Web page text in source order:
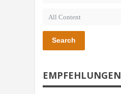
Search
EMPFEHLUNGEN